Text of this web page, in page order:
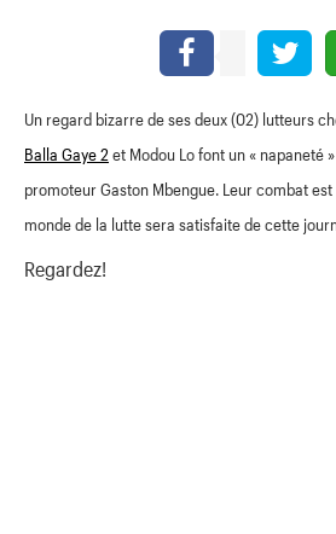
Un regard bizarre de ses deux (02) lutteurs
Balla Gaye 2 et Modou Lo font un « napaneté
promoteur Gaston Mbengue. Leur combat
monde de la lutte sera satisfaite de cette
Regardez!